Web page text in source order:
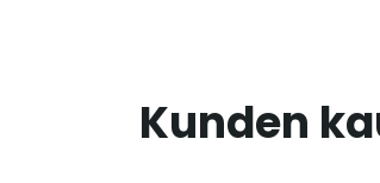
Kunden